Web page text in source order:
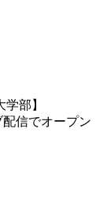
部】
信でオープン